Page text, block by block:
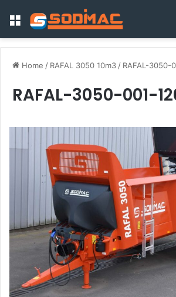
Menu
Home / RAFAL 3050 10m3 / RAFAL-3050-
RAFAL-3050-001-